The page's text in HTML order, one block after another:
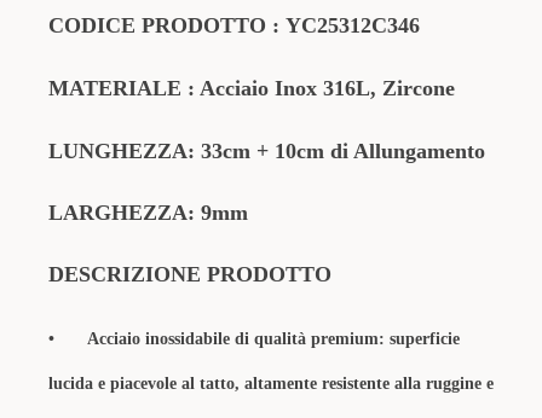
CODICE PRODOTTO : YC25312C346
MATERIALE : Acciaio Inox 316L, Zircone
LUNGHEZZA: 33cm + 10cm di Allungamento
LARGHEZZA: 9mm
DESCRIZIONE PRODOTTO
• Acciaio inossidabile di qualità premium: superficie
lucida e piacevole al tatto, altamente resistente alla ruggine e